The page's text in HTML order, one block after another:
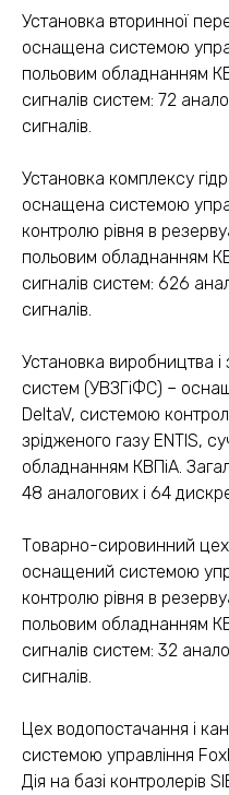
Установка вторинної
оснащена системою
польовим обладнанням
сигналів систем: 72
сигналів.
Установка комплексу
оснащена системою
контролю рівня в
польовим обладнанням
сигналів систем: 626
сигналів.
Установка виробництва і
систем (УВЗГіФС) –
DeltaV, системою
зрідженого газу ENTIS,
обладнанням КВПіА.
48 аналогових і 64
Товарно-сировинний
оснащений системою
контролю рівня в
польовим обладнанням
сигналів систем: 32
сигналів.
Цех водопостачання і
системою управління
Дія на базі контролерів